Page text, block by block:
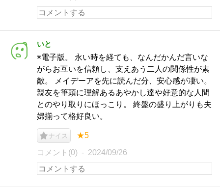
いと
※電子版。 永い時を経ても、なんだかんだ言いな
がらお互いを信頼し、支えあう二人の関係性が素
敵。 メイデーアを先に読んだ分、安心感が凄い。
親友を筆頭に理解あるあやかし達や好意的な人間
とのやり取りにほっこり。 終盤の盛り上がりも夫
婦揃って格好良い。
ナイス ★5
コメント(0) 2024/09/26